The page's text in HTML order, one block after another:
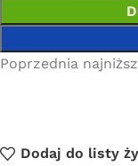
Poprzednia
Dodaj do listy